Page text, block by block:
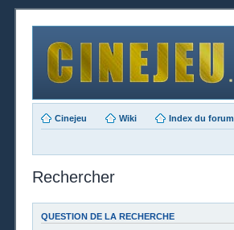
Cinejeu Wiki Index du forum
Rechercher
QUESTION DE LA RECHERCHE